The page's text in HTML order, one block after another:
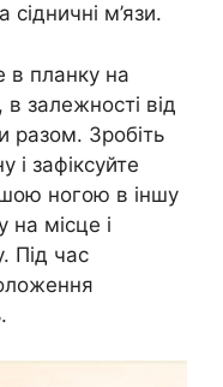
м’язи.
в планку на
залежності від
разом. Зробіть
і зафіксуйте
ногою в іншу
на місце і
Під час